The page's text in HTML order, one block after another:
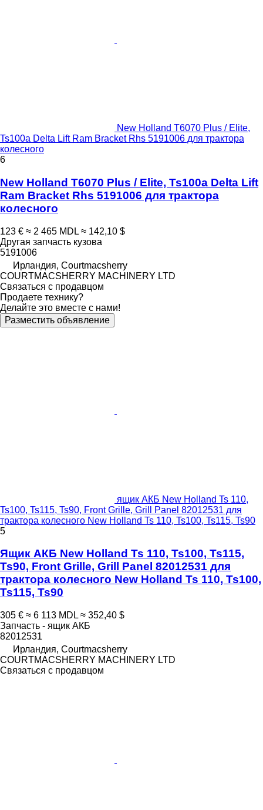
New Holland T6070 Plus / Elite,
Ts100a Delta Lift Ram Bracket Rhs 5191006 для трактора
колесного
6
New Holland T6070 Plus / Elite, Ts100a Delta Lift
Ram Bracket Rhs 5191006 для трактора
колесного
123 € ≈ 2 465 MDL ≈ 142,10 $
Другая запчасть кузова
5191006
Ирландия, Courtmacsherry
COURTMACSHERRY MACHINERY LTD
Связаться с продавцом
Продаете технику?
Делайте это вместе с нами!
Разместить объявление
ящик АКБ New Holland Ts 110,
Ts100, Ts115, Ts90, Front Grille, Grill Panel 82012531 для
трактора колесного New Holland Ts 110, Ts100, Ts115, Ts90
5
Ящик АКБ New Holland Ts 110, Ts100, Ts115,
Ts90, Front Grille, Grill Panel 82012531 для
трактора колесного New Holland Ts 110, Ts100,
Ts115, Ts90
305 € ≈ 6 113 MDL ≈ 352,40 $
Запчасть - ящик АКБ
82012531
Ирландия, Courtmacsherry
COURTMACSHERRY MACHINERY LTD
Связаться с продавцом